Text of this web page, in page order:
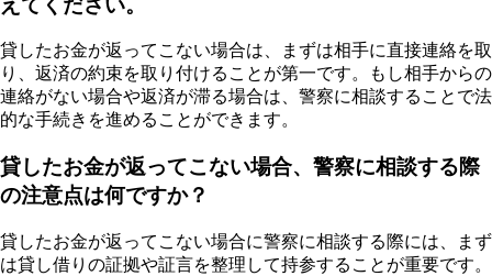
貸したお金が返ってこない場合は、まずは相手に直接連絡を取
り、返済の約束を取り付けることが第一です。もし相手からの
連絡がない場合や返済が滞る場合は、警察に相談することで法
的な手続きを進めることができます。
貸したお金が返ってこない場合、警察に相談する際
の注意点は何ですか？
貸したお金が返ってこない場合に警察に相談する際には、まず
は貸し借りの証拠や証言を整理して持参することが重要です。